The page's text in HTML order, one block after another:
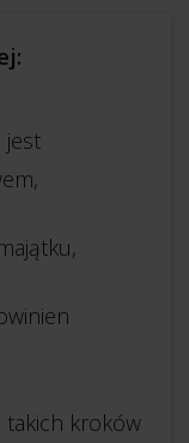
jest
takich kroków